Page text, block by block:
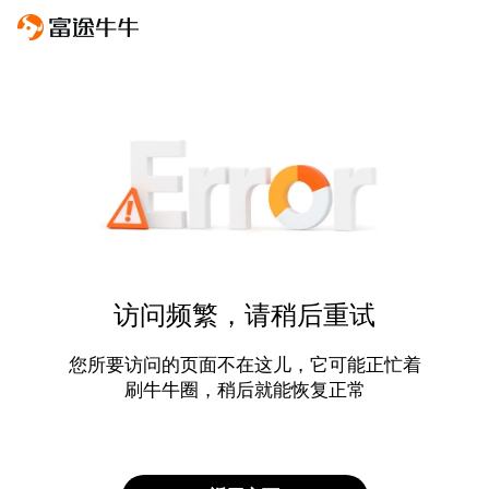
访问频繁，请稍后重试
您所要访问的页面不在这儿，它可能正忙着
刷牛牛圈，稍后就能恢复正常